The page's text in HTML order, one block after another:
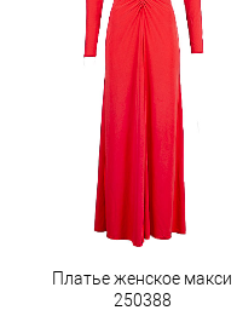
Платье женское макси
250388